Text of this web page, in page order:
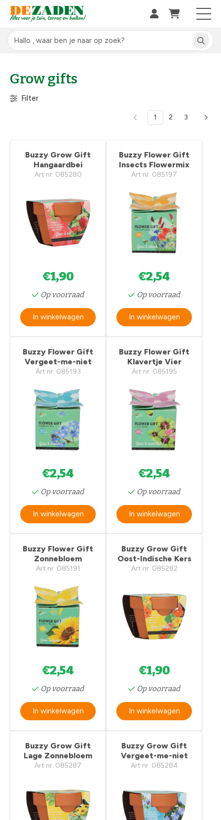
Grow gifts
Filter
1 2 3
Buzzy Grow Gift
Hangaardbei
Art nr. 085280
€1,90
Op voorraad
In winkelwagen
Buzzy Flower Gift
Insects Flowermix
Art nr. 085197
€2,54
Op voorraad
In winkelwagen
Buzzy Flower Gift
Vergeet-me-niet
Art nr. 085193
€2,54
Op voorraad
In winkelwagen
Buzzy Flower Gift
Klavertje Vier
Art nr. 085195
€2,54
Op voorraad
In winkelwagen
Buzzy Flower Gift
Zonnebloem
Art nr. 085191
€2,54
Op voorraad
In winkelwagen
Buzzy Grow Gift
Oost-Indische Kers
Art nr. 085282
€1,90
Op voorraad
In winkelwagen
Buzzy Grow Gift
Lage Zonnebloem
Art nr. 085287
Buzzy Grow Gift
Vergeet-me-niet
Art nr. 085284